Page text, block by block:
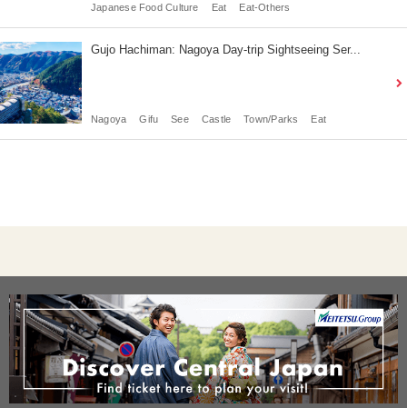
Japanese Food Culture
Eat Eat-Others
Gujo Hachiman: Nagoya Day-trip Sightseeing Ser...
Nagoya Gifu See Castle Town/Parks Eat